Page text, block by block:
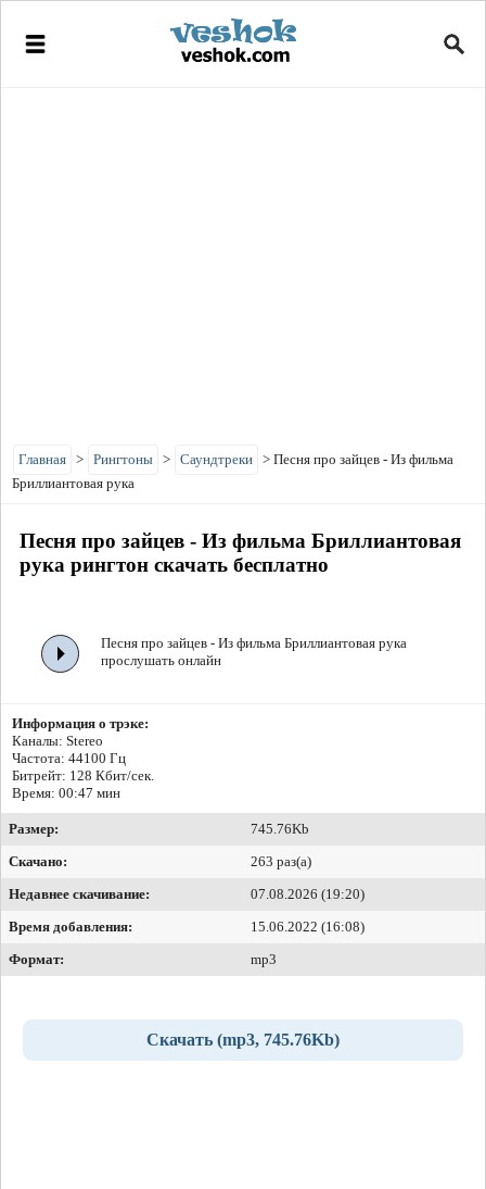
Главная > Рингтоны > Саундтреки > Песня про зайцев - Из фильма
Бриллиантовая рука
Песня про зайцев - Из фильма Бриллиантовая
рука рингтон скачать бесплатно
Песня про зайцев - Из фильма Бриллиантовая рука
прослушать онлайн
Информация о трэке:
Каналы: Stereo
Частота: 44100 Гц
Битрейт: 128 Кбит/сек.
Время: 00:47 мин
Размер:
745.76Kb
Скачано:
263 раз(а)
Недавнее скачивание:
07.08.2026 (19:20)
Время добавления:
15.06.2022 (16:08)
Формат:
mp3
Скачать (mp3, 745.76Kb)